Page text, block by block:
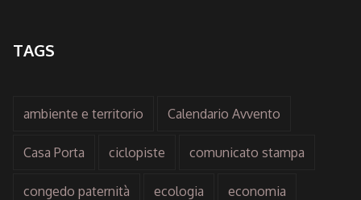
TAGS
ambiente e territorio Calendario Avvento
Casa Porta ciclopiste comunicato stampa
congedo paternità ecologia economia